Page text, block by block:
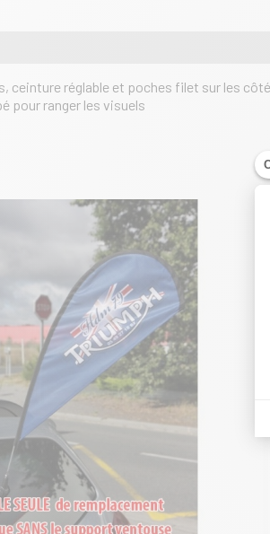
ceinture réglable et poches filet sur les
pour ranger les visuels